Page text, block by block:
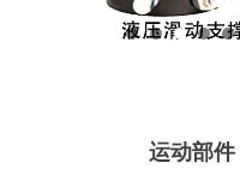
运动部件